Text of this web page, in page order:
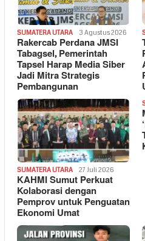
SUMATERA UTARA 3 Agustus 2026
Rakercab Perdana JMSI
Tabagsel, Pemerintah
Tapsel Harap Media Siber
Jadi Mitra Strategis
Pembangunan
SUMATERA UTARA 27 Juli 2026
KAHMI Sumut Perkuat
Kolaborasi dengan
Pemprov untuk Penguatan
Ekonomi Umat